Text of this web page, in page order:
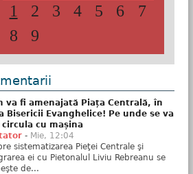
1 2 3 4 5 6
7
8
9
va fi amenajată Piața Centrală, în
Bisericii Evanghelice! Pe unde se va
circula cu mașina
- Mie, 12:04
sistematizarea Pieţei Centrale şi
ei cu Pietonalul Liviu Rebreanu se
de...